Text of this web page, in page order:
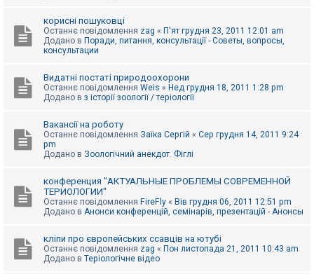
корисні пошуковці
Останнє повідомлення zag « П'ят грудня 23, 2011 12:01 am
Додано в Поради, питання, консультації - Советы, вопросы,
консультации
Видатні постаті природоохорони
Останнє повідомлення Weis « Нед грудня 18, 2011 1:28 pm
Додано в з історії зоології / теріології
Вакансії на роботу
Останнє повідомлення Заїка Сергій « Сер грудня 14, 2011 9:24
pm
Додано в Зоологічний анекдот. Фіглі
конференция "АКТУАЛЬНЫЕ ПРОБЛЕМЫ СОВРЕМЕННОЙ
ТЕРИОЛОГИИ"
Останнє повідомлення FireFly « Вів грудня 06, 2011 12:51 pm
Додано в Анонси конференцій, семінарів, презентацій - Анонсы
кліпи про європейських ссавців на ютубі
Останнє повідомлення zag « Пон листопада 21, 2011 10:43 am
Додано в Теріологічне відео